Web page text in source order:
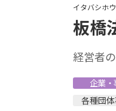
イタバシホ
板橋
経営者
企業
各種団